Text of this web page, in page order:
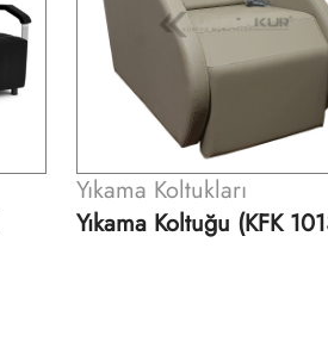
Yıkama Koltukları
Yıkama Koltuğu (KFK